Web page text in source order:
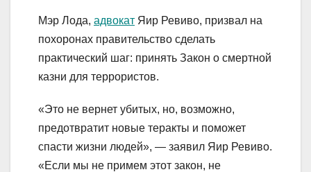
Мэр Лода, адвокат Яир Ревиво, призвал на
похоронах правительство сделать
практический шаг: принять Закон о смертной
казни для террористов.
«Это не вернет убитых, но, возможно,
предотвратит новые теракты и поможет
спасти жизни людей», — заявил Яир Ревиво.
«Если мы не примем этот закон, не